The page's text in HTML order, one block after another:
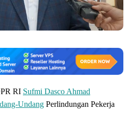
RI Sufmi Dasco Ahmad
Undang Perlindungan Pekerja